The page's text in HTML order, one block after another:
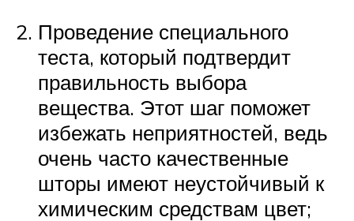
Проведение специального
теста, который подтвердит
правильность выбора
вещества. Этот шаг поможет
избежать неприятностей, ведь
очень часто качественные
шторы имеют неустойчивый к
химическим средствам цвет;